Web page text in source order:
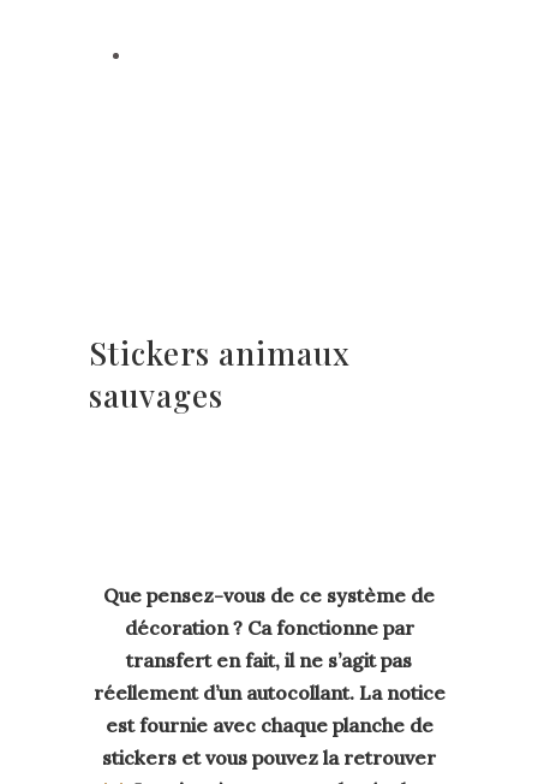
Stickers animaux
sauvages
Que pensez-vous de ce système de
décoration ? Ca fonctionne par
transfert en fait, il ne s’agit pas
réellement d’un autocollant. La notice
est fournie avec chaque planche de
stickers et vous pouvez la retrouver